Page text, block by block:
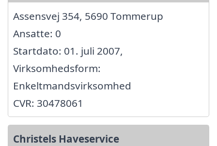
Assensvej 354, 5690 Tommerup
Ansatte: 0
Startdato: 01. juli 2007,
Virksomhedsform:
Enkeltmandsvirksomhed
CVR: 30478061
Christels Haveservice